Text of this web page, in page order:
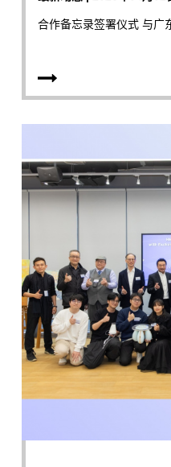
合作备忘录签署仪式 与广